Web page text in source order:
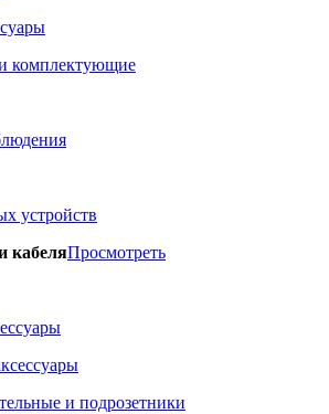
комплектующие
устройств
кабеляПросмотреть
и подрозетники